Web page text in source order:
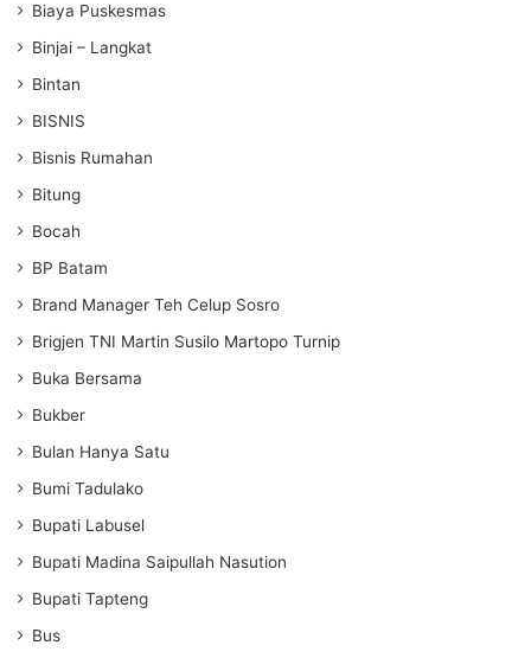
Biaya Puskesmas
Binjai – Langkat
Bintan
BISNIS
Bisnis Rumahan
Bitung
Bocah
BP Batam
Brand Manager Teh Celup Sosro
Brigjen TNI Martin Susilo Martopo Turnip
Buka Bersama
Bukber
Bulan Hanya Satu
Bumi Tadulako
Bupati Labusel
Bupati Madina Saipullah Nasution
Bupati Tapteng
Bus